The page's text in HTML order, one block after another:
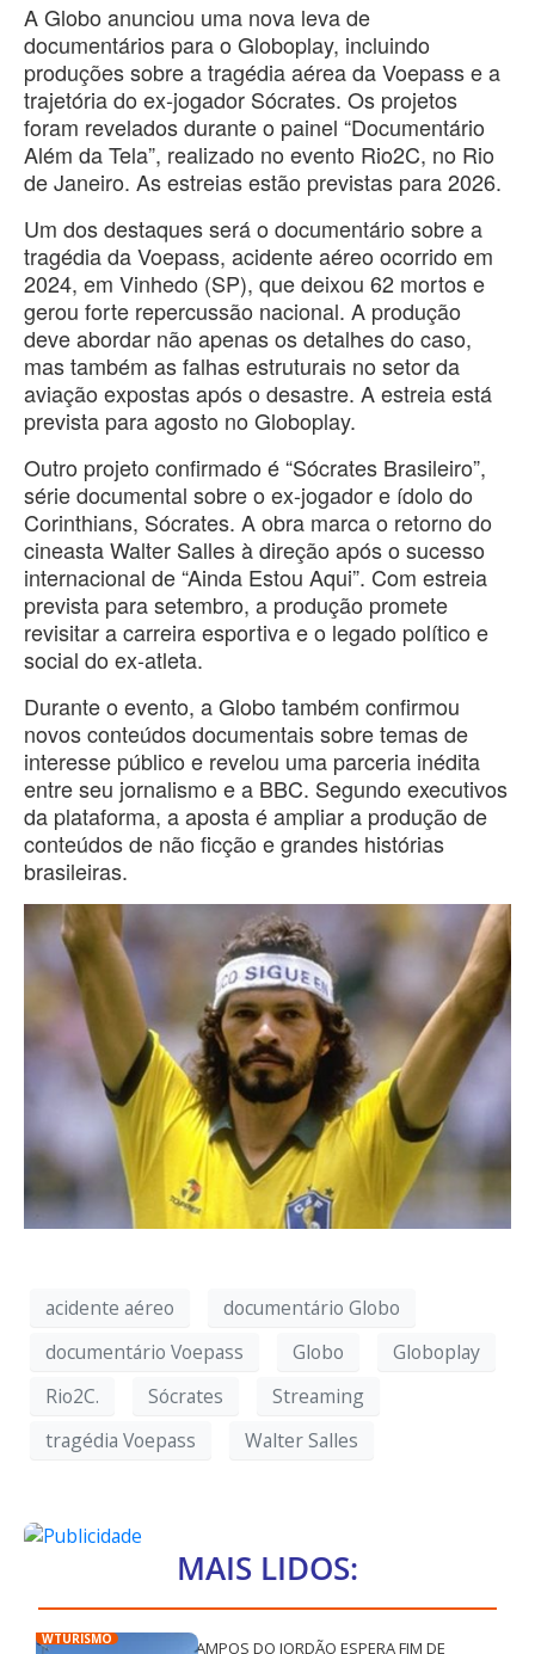
A Globo anunciou uma nova leva de
documentários para o Globoplay, incluindo
produções sobre a tragédia aérea da Voepass e a
trajetória do ex-jogador Sócrates. Os projetos
foram revelados durante o painel “Documentário
Além da Tela”, realizado no evento Rio2C, no Rio
de Janeiro. As estreias estão previstas para 2026.
Um dos destaques será o documentário sobre a
tragédia da Voepass, acidente aéreo ocorrido em
2024, em Vinhedo (SP), que deixou 62 mortos e
gerou forte repercussão nacional. A produção
deve abordar não apenas os detalhes do caso,
mas também as falhas estruturais no setor da
aviação expostas após o desastre. A estreia está
prevista para agosto no Globoplay.
Outro projeto confirmado é “Sócrates Brasileiro”,
série documental sobre o ex-jogador e ídolo do
Corinthians, Sócrates. A obra marca o retorno do
cineasta Walter Salles à direção após o sucesso
internacional de “Ainda Estou Aqui”. Com estreia
prevista para setembro, a produção promete
revisitar a carreira esportiva e o legado político e
social do ex-atleta.
Durante o evento, a Globo também confirmou
novos conteúdos documentais sobre temas de
interesse público e revelou uma parceria inédita
entre seu jornalismo e a BBC. Segundo executivos
da plataforma, a aposta é ampliar a produção de
conteúdos de não ficção e grandes histórias
brasileiras.
acidente aéreo
documentário Globo
documentário Voepass
Globo
Globoplay
Rio2C.
Sócrates
Streaming
tragédia Voepass
Walter Salles
MAIS LIDOS:
WTURISMO CAMPOS DO JORDÃO ESPERA FIM DE